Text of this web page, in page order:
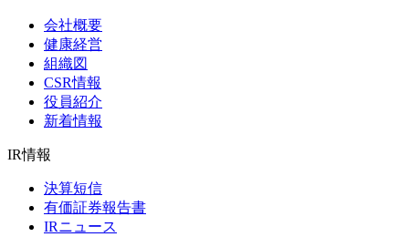
会社概要
健康経営
組織図
CSR情報
役員紹介
新着情報
IR情報
決算短信
有価証券報告書
IRニュース